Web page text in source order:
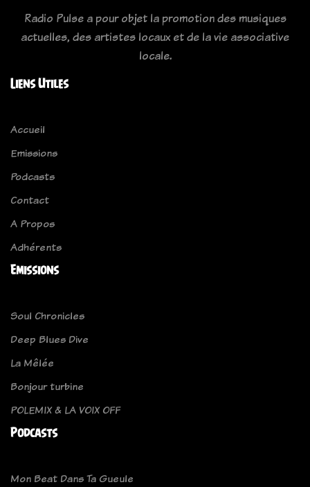
Radio Pulse a pour objet la promotion des musiques
actuelles, des artistes locaux et de la vie associative
locale.
Liens Utiles
Accueil
Emissions
Podcasts
Contact
A Propos
Adhérents
Emissions
Soul Chronicles
Deep Blues Dive
La Mêlée
Bonjour turbine
POLEMIX & LA VOIX OFF
Podcasts
Mon Beat Dans Ta Gueule